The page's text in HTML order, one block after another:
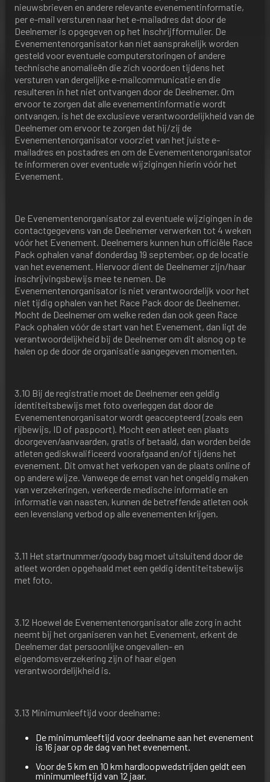
nieuwsbrieven en andere relevante evenementinformatie,
per e-mail versturen naar het e-mailadres dat door de
Deelnemer is opgegeven op het Inschrijfformulier. De
Evenementenorganisator kan niet aansprakelijk worden
gesteld voor eventuele computerstoringen of andere
technische anomalieën die zich voordoen tijdens het
versturen van dergelijke e-mailcommunicatie en die
resulteren in het niet ontvangen door de Deelnemer. Om
ervoor te zorgen dat alle evenementinformatie wordt
ontvangen, is het de exclusieve verantwoordelijkheid van de
Deelnemer om ervoor te zorgen dat hij/zij de
Evenementenorganisator voorziet van het juiste e-
mailadres en postadres en om de Evenementenorganisator
te informeren over eventuele wijzigingen hierin vóór het
Evenement.
De Evenementenorganisator zal eventuele wijzigingen in de
contactgegevens van de Deelnemer verwerken tot 4 weken
vóór het Evenement. Deelnemers kunnen hun officiële Race
Pack ophalen vanaf donderdag 19 september, op de locatie
van het evenement. Hiervoor dient de Deelnemer zijn/haar
inschrijvingsbewijs mee te nemen. De
Evenementenorganisator is niet verantwoordelijk voor het
niet tijdig ophalen van het Race Pack door de Deelnemer.
Mocht de Deelnemer om welke reden dan ook geen Race
Pack ophalen vóór de start van het Evenement, dan ligt de
verantwoordelijkheid bij de Deelnemer om dit alsnog op te
halen op de door de organisatie aangegeven momenten.
3.10 Bij de registratie moet de Deelnemer een geldig
identiteitsbewijs met foto overleggen dat door de
Evenementenorganisator wordt geaccepteerd (zoals een
rijbewijs, ID of paspoort). Mocht een atleet een plaats
doorgeven/aanvaarden, gratis of betaald, dan worden beide
atleten gediskwalificeerd voorafgaand en/of tijdens het
evenement. Dit omvat het verkopen van de plaats online of
op andere wijze. Vanwege de ernst van het ongeldig maken
van verzekeringen, verkeerde medische informatie en
informatie van naasten, kunnen de betreffende atleten ook
een levenslang verbod op alle evenementen krijgen.
3.11 Het startnummer/goody bag moet uitsluitend door de
atleet worden opgehaald met een geldig identiteitsbewijs
met foto.
3.12 Hoewel de Evenementenorganisator alle zorg in acht
neemt bij het organiseren van het Evenement, erkent de
Deelnemer dat persoonlijke ongevallen- en
eigendomsverzekering zijn of haar eigen
verantwoordelijkheid is.
3.13 Minimumleeftijd voor deelname:
De minimumleeftijd voor deelname aan het evenement
is 16 jaar op de dag van het evenement.
Voor de 5 km en 10 km hardloopwedstrijden geldt een
minimumleeftijd van 12 jaar.